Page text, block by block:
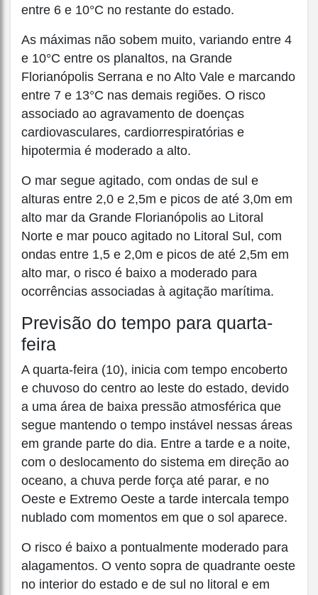
entre 6 e 10°C no restante do estado.
As máximas não sobem muito, variando entre 4
e 10°C entre os planaltos, na Grande
Florianópolis Serrana e no Alto Vale e marcando
entre 7 e 13°C nas demais regiões. O risco
associado ao agravamento de doenças
cardiovasculares, cardiorrespiratórias e
hipotermia é moderado a alto.
O mar segue agitado, com ondas de sul e
alturas entre 2,0 e 2,5m e picos de até 3,0m em
alto mar da Grande Florianópolis ao Litoral
Norte e mar pouco agitado no Litoral Sul, com
ondas entre 1,5 e 2,0m e picos de até 2,5m em
alto mar, o risco é baixo a moderado para
ocorrências associadas à agitação marítima.
Previsão do tempo para quarta-
feira
A quarta-feira (10), inicia com tempo encoberto
e chuvoso do centro ao leste do estado, devido
a uma área de baixa pressão atmosférica que
segue mantendo o tempo instável nessas áreas
em grande parte do dia. Entre a tarde e a noite,
com o deslocamento do sistema em direção ao
oceano, a chuva perde força até parar, e no
Oeste e Extremo Oeste a tarde intercala tempo
nublado com momentos em que o sol aparece.
O risco é baixo a pontualmente moderado para
alagamentos. O vento sopra de quadrante oeste
no interior do estado e de sul no litoral e em